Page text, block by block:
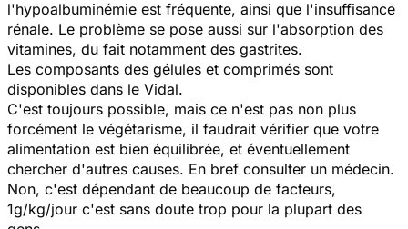
l'hypoalbuminémie est fréquente, ainsi que l'insuffisance
rénale. Le problème se pose aussi sur l'absorption des
vitamines, du fait notamment des gastrites.
Les composants des gélules et comprimés sont
disponibles dans le Vidal.
C'est toujours possible, mais ce n'est pas non plus
forcément le végétarisme, il faudrait vérifier que votre
alimentation est bien équilibrée, et éventuellement
chercher d'autres causes. En bref consulter un médecin.
Non, c'est dépendant de beaucoup de facteurs,
1g/kg/jour c'est sans doute trop pour la plupart des